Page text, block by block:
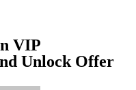
VIP
Unlock Offer